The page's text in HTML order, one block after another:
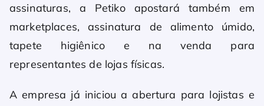
assinaturas, a Petiko apostará também em
marketplaces, assinatura de alimento úmido,
tapete higiênico e na venda para
representantes de lojas físicas.
A empresa já iniciou a abertura para lojistas e